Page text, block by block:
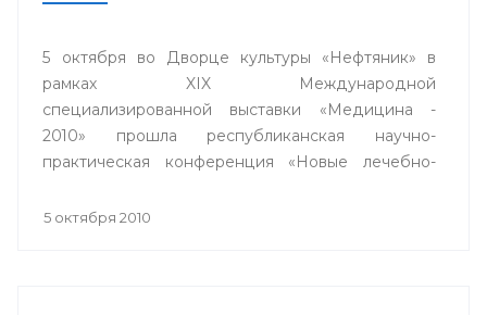
5 октября во Дворце культуры «Нефтяник» в
рамках XIX Международной
специализированной выставки «Медицина -
2010» прошла республиканская научно-
практическая конференция «Новые лечебно-
в пульмонологии».
5 октября 2010